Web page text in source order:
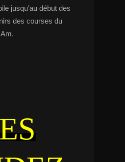
jusqu’au début des
des courses du